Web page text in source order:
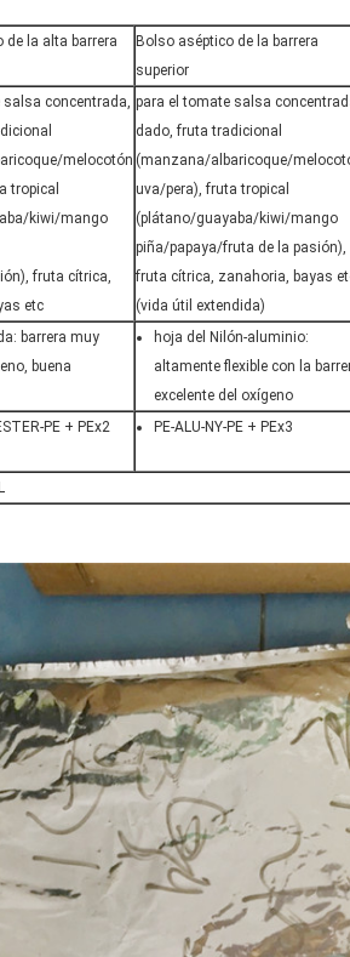
de la alta barrera
Bolso aséptico de la barrera
superior
salsa concentrada,
melocotón
tropical
kiwi/mango
fruta cítrica,
etc
para el tomate salsa
dado, fruta tradicional
(manzana/albaricoque/
uva/pera), fruta tropical
(plátano/guayaba/kiwi/mango
piña/papaya/fruta de la pasión),
fruta cítrica, zanahoria, bayas
(vida útil extendida)
barrera muy
buena
hoja del Nilón-aluminio:
altamente flexible con la
excelente del oxígeno
PE + PEx2 PE-ALU-NY-PE + PEx3